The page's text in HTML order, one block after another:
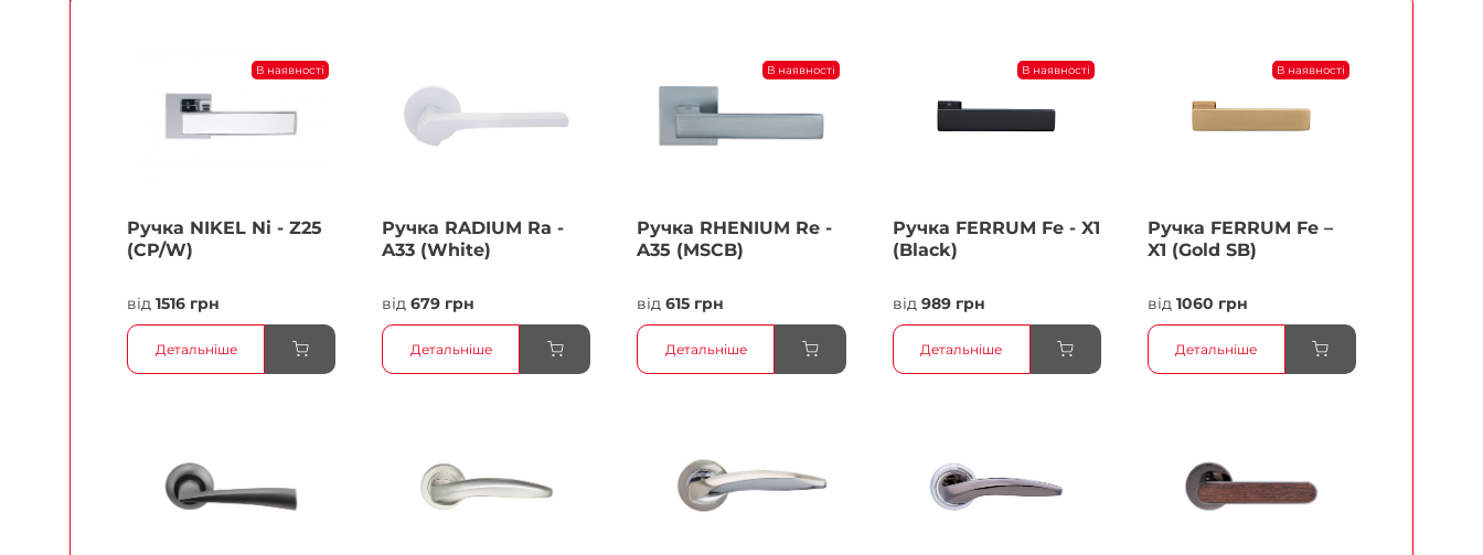
В наявності
Ручка NIKEL Ni - Z25
(CP/W)
від 1516 грн
Детальніше
Ручка RADIUM Ra -
A33 (White)
від679 грн
Детальніше
В наявності
Ручка RHENIUM Re -
A35 (MSCB)
від615 грн
Детальніше
В наявності
Ручка FERRUМ Fe - X1
(Black)
від 989 грн
Детальніше
В наявності
Ручка FERRUМ Fe –
X1 (Gold SB)
від 1060 грн
Детальніше